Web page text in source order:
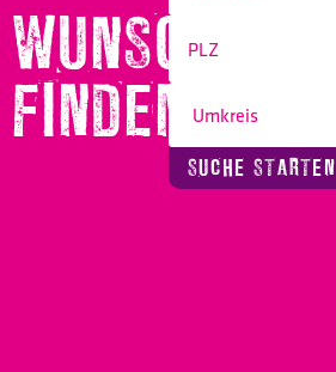
WUNSCHBERUF
FINDEN!
SUCHE STARTEN